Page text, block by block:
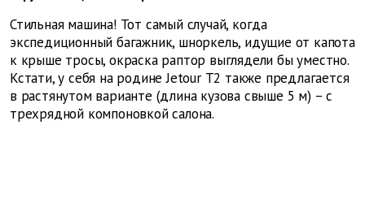
Стильная машина! Тот самый случай, когда
экспедиционный багажник, шноркель, идущие от капота
к крыше тросы, окраска раптор выглядели бы уместно.
Кстати, у себя на родине Jetour Т2 также предлагается
в растянутом варианте (длина кузова свыше 5 м) – с
трехрядной компоновкой салона.